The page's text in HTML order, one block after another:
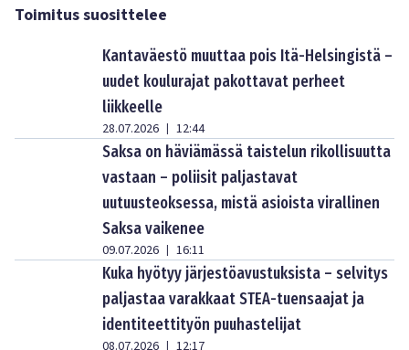
Toimitus suosittelee
Kantaväestö muuttaa pois Itä-Helsingistä –
uudet koulurajat pakottavat perheet
liikkeelle
28.07.2026 | 12:44
Saksa on häviämässä taistelun rikollisuutta
vastaan – poliisit paljastavat
uutuusteoksessa, mistä asioista virallinen
Saksa vaikenee
09.07.2026 | 16:11
Kuka hyötyy järjestöavustuksista – selvitys
paljastaa varakkaat STEA-tuensaajat ja
identiteettityön puuhastelijat
08.07.2026 | 12:17